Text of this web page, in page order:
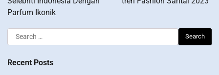
Parfum Ikonik
Search
for:
Recent Posts